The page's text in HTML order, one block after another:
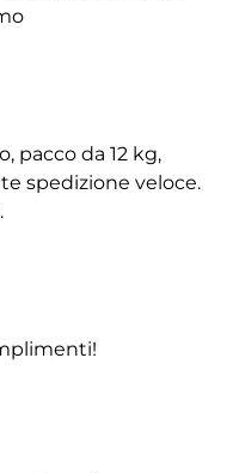
pacco da 12 kg,
spedizione veloce.